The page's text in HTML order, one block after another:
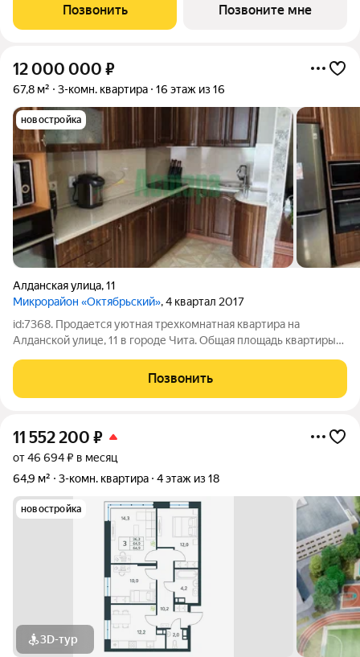
на 3-м этаже, в жилом комплексе "Рябиновая Роща".Квартиры
без отделки. Доступность опции
Позвонить Позвоните мне
12 000 000 ₽
67,8 м² 3-комн. квартира 16 этаж из 16
новостройка
Алданская улица,11
Микрорайон «Октябрьский», 4 квартал 2017
id:7368. Продается уютная трехкомнатная квартира на
Алданской улице, 11 в городе Чита. Общая площадь квартиры
кухня занимает 7.4 кв. м. Квартира расположена на верхнем,
16-ом этаже
Позвонить
11 552 200 ₽
от 46 694 ₽ в месяц
64,9 м²
3-комн. квартира 4 этаж из 18
новостройка
3D-тур